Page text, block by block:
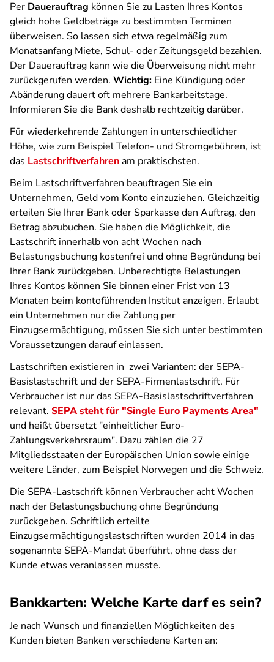
Per Dauerauftrag können Sie zu Lasten Ihres Kontos
gleich hohe Geldbeträge zu bestimmten Terminen
überweisen. So lassen sich etwa regelmäßig zum
Monatsanfang Miete, Schul- oder Zeitungsgeld bezahlen.
Der Dauerauftrag kann wie die Überweisung nicht mehr
zurückgerufen werden. Wichtig: Eine Kündigung oder
Abänderung dauert oft mehrere Bankarbeitstage.
Informieren Sie die Bank deshalb rechtzeitig darüber.
Für wiederkehrende Zahlungen in unterschiedlicher
Höhe, wie zum Beispiel Telefon- und Stromgebühren, ist
das Lastschriftverfahrenam praktischsten.
Beim Lastschriftverfahren beauftragen Sie ein
Unternehmen, Geld vom Konto einzuziehen. Gleichzeitig
erteilen Sie Ihrer Bank oder Sparkasse den Auftrag, den
Betrag abzubuchen. Sie haben die Möglichkeit, die
Lastschrift innerhalb von acht Wochen nach
Belastungsbuchung kostenfrei und ohne Begründung bei
Ihrer Bank zurückgeben. Unberechtigte Belastungen
Ihres Kontos können Sie binnen einer Frist von 13
Monaten beim kontoführenden Institut anzeigen. Erlaubt
ein Unternehmen nur die Zahlung per
Einzugsermächtigung, müssen Sie sich unter bestimmten
Voraussetzungen darauf einlassen.
Lastschriften existieren in zwei Varianten: der SEPA-
Basislastschrift und der SEPA-Firmenlastschrift. Für
Verbraucher ist nur das SEPA-Basislastschriftverfahren
relevant. SEPA steht für "Single Euro Payments Area"
und heißt übersetzt "einheitlicher Euro-
Zahlungsverkehrsraum". Dazu zählen die 27
Mitgliedsstaaten der Europäischen Union sowie einige
weitere Länder, zum Beispiel Norwegen und die Schweiz.
Die SEPA-Lastschrift können Verbraucher acht Wochen
nach der Belastungsbuchung ohne Begründung
zurückgeben. Schriftlich erteilte
Einzugsermächtigungslastschriften wurden 2014 in das
sogenannte SEPA-Mandat überführt, ohne dass der
Kunde etwas veranlassen musste.
Bankkarten: Welche Karte darf es sein?
Je nach Wunsch und finanziellen Möglichkeiten des
Kunden bieten Banken verschiedene Karten an: